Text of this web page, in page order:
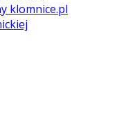
klomnice.pl